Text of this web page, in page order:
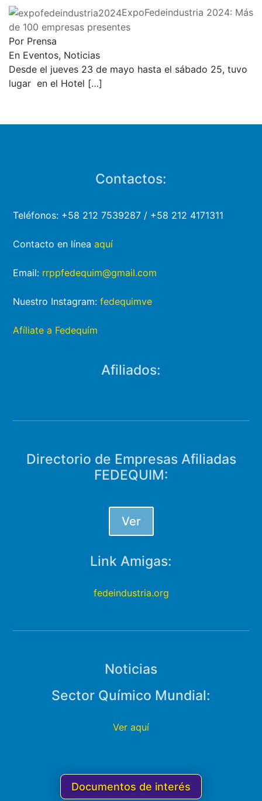
ExpoFedeindustria 2024: Más
de 100 empresas presentes
Por Prensa
En Eventos, Noticias
Desde el jueves 23 de mayo hasta el sábado 25, tuvo
lugar en el Hotel […]
Contactos:
Teléfonos: +58 212 7539287 / +58 212 4171311
Contacto en líneaaquí
Email: rrppfedequim@gmail.com
Nuestro Instagram:fedequimve
Afíliate a Fedequím
Afiliados:
Directorio de Empresas Afiliadas
FEDEQUIM:
Ver
Link Amigas:
fedeindustria.org
Noticias
Sector Químico Mundial:
Ver aquí
Documentos de interés